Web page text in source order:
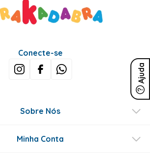
Ajuda
Conecte-se
Sobre Nós
Minha Conta